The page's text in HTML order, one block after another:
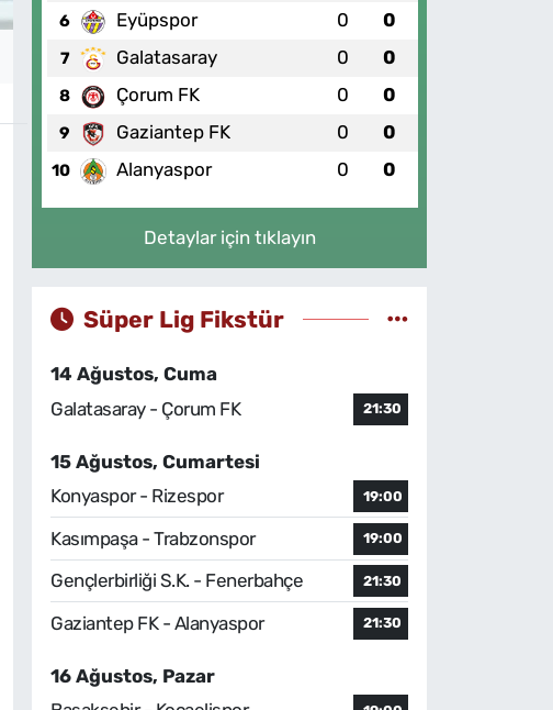
6 Eyüpspor 0 0
7 Galatasaray 0 0
8 Çorum FK 0 0
9 Gaziantep FK 0 0
10 Alanyaspor 0 0
Detaylar için tıklayın
Süper Lig Fikstür
14 Ağustos, Cuma
Galatasaray - Çorum FK
21:30
15 Ağustos, Cumartesi
Konyaspor - Rizespor
19:00
Kasımpaşa - Trabzonspor 19:00
Gençlerbirliği S.K. - Fenerbahçe 21:30
Gaziantep FK - Alanyaspor 21:30
16 Ağustos, Pazar